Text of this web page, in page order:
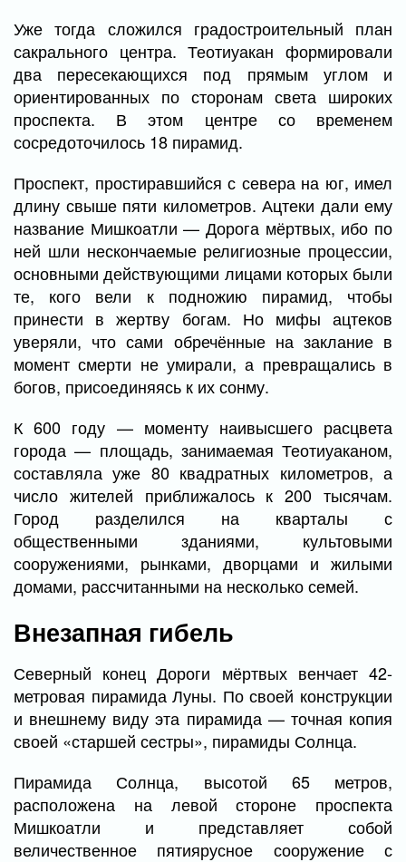
Уже тогда сложился градостроительный план
сакрального центра. Теотиуакан формировали
два пересекающихся под прямым углом и
ориентированных по сторонам света широких
проспекта. В этом центре со временем
сосредоточилось 18 пирамид.
Проспект, простиравшийся с севера на юг, имел
длину свыше пяти километров. Ацтеки дали ему
название Мишкоатли — Дорога мёртвых, ибо по
ней шли нескончаемые религиозные процессии,
основными действующими лицами которых были
те, кого вели к подножию пирамид, чтобы
принести в жертву богам. Но мифы ацтеков
уверяли, что сами обречённые на заклание в
момент смерти не умирали, а превращались в
богов, присоединяясь к их сонму.
К 600 году — моменту наивысшего расцвета
города — площадь, занимаемая Теотиуаканом,
составляла уже 80 квадратных километров, а
число жителей приближалось к 200 тысячам.
Город разделился на кварталы с
общественными зданиями, культовыми
сооружениями, рынками, дворцами и жилыми
домами, рассчитанными на несколько семей.
Внезапная гибель
Северный конец Дороги мёртвых венчает 42-
метровая пирамида Луны. По своей конструкции
и внешнему виду эта пирамида — точная копия
своей «старшей сестры», пирамиды Солнца.
Пирамида Солнца, высотой 65 метров,
расположена на левой стороне проспекта
Мишкоатли и представляет собой
величественное пятиярусное сооружение с